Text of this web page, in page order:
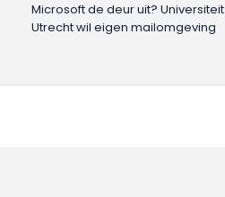
Microsoft de deur uit? Universiteit
Utrecht wil eigen mailomgeving